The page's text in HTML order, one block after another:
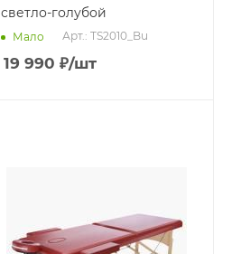
светло-голубой
Мало Арт.: TS2010_Bu
19 990 ₽/шт